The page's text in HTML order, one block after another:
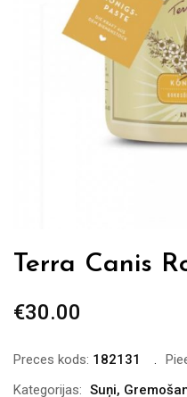
Terra Canis
€30.00
Preces kods: 182131
Kategorijas: Suņi,